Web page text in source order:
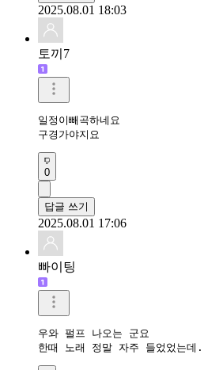
2025.08.01 18:03
토끼7
일정이빼곡하네요
구경가야지요
0
답글 쓰기
2025.08.01 17:06
빠이팅
우와 펄프 나오는 군요
한때 노래 정말 자주 들었었는